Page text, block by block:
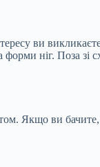
ви
ніг. Поза зі
Якщо ви